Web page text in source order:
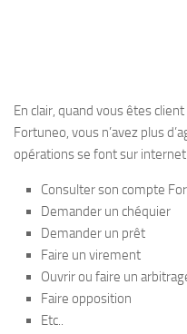
En clair, quand vous êtes
Fortuneo, vous n’avez plus
opérations se font sur internet
Consulter son compte
Demander un chéquier
Demander un prêt
Faire un virement
Ouvrir ou faire un
Faire opposition
Etc..